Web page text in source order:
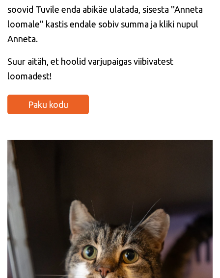
soovid Tuvile enda abikäe ulatada, sisesta ''Anneta
loomale'' kastis endale sobiv summa ja kliki nupul
Anneta.
Suur aitäh, et hoolid varjupaigas viibivatest
loomadest!
Paku kodu